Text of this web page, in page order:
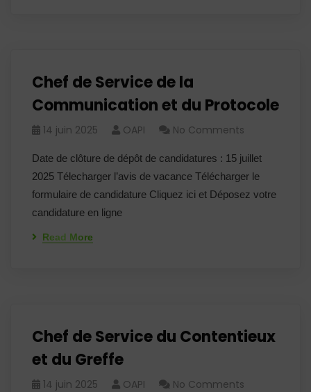
Chef de Service de la
Communication et du Protocole
14 juin 2025 OAPI No Comments
Date de clôture de dépôt de candidatures : 15 juillet
2025 Télecharger l’avis de vacance Télécharger le
formulaire de candidature Cliquez ici et Déposez votre
candidature en ligne
Read More
Chef de Service du Contentieux
et du Greffe
14 juin 2025 OAPI No Comments